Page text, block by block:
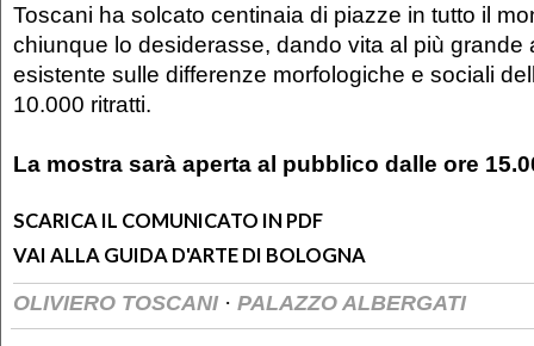
Toscani ha solcato centinaia di piazze in tutto il
chiunque lo desiderasse, dando vita al più grande
esistente sulle differenze morfologiche e sociali
10.000 ritratti.
La mostra sarà aperta al pubblico dalle ore
SCARICA IL COMUNICATO IN PDF
VAI ALLA GUIDA D'ARTE DI BOLOGNA
OLIVIERO TOSCANI · PALAZZO ALBERGATI